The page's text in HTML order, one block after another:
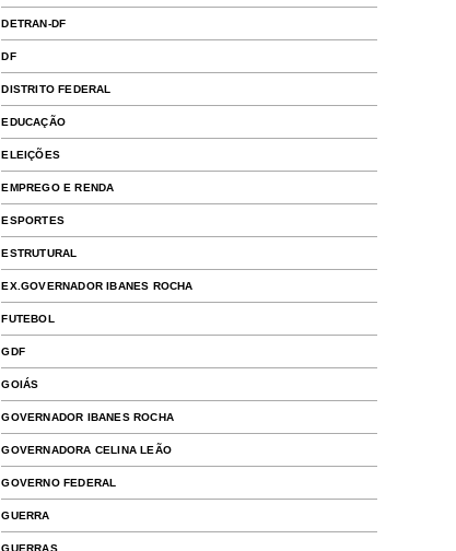
DETRAN-DF
DF
DISTRITO FEDERAL
EDUCAÇÃO
ELEIÇÕES
EMPREGO E RENDA
ESPORTES
ESTRUTURAL
EX.GOVERNADOR IBANES ROCHA
FUTEBOL
GDF
GOIÁS
GOVERNADOR IBANES ROCHA
GOVERNADORA CELINA LEÃO
GOVERNO FEDERAL
GUERRA
GUERRAS